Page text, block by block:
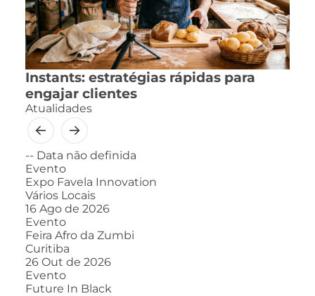
Instants: estratégias rápidas para
engajar clientes
Atualidades
-- Data não definida
Evento
Expo Favela Innovation
Vários Locais
16 Ago de 2026
Evento
Feira Afro da Zumbi
Curitiba
26 Out de 2026
Evento
Future In Black